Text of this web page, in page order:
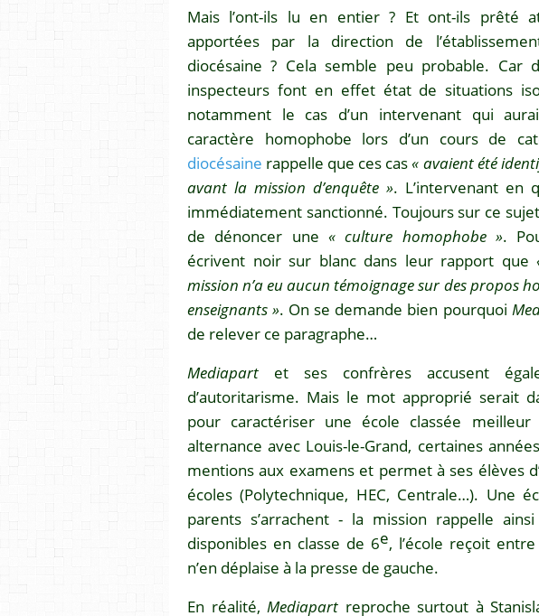
Mais l’ont-ils lu en entier ? Et ont-ils prêté
apportées par la direction de
diocésaine ? Cela semble peu probable. Car
inspecteurs font en effet état de situations
notamment le cas d’un intervenant qui
caractère homophobe lors d’un cours de
diocésaine rappelle que ces cas« avaient été
avant la mission d’enquête ». L’intervenant en
immédiatement sanctionné. Toujours sur ce
de dénoncer une « culture homophobe ».
écrivent noir sur blanc dans leur rapport que
mission n’a eu aucun témoignage sur des propos
enseignants ». On se demande bien pourquoi
de relever ce paragraphe…
Mediapart et ses confrères accusent
d’autoritarisme. Mais le mot approprié serait
pour caractériser une école classée
alternance avec Louis-le-Grand, certaines
mentions aux examens et permet à ses élèves
écoles (Polytechnique, HEC, Centrale…). Une
parents s’arrachent - la mission rappelle
disponibles en classe de 6e, l’école reçoit
n’en déplaise à la presse de gauche.
En réalité,Mediapart reproche surtout à